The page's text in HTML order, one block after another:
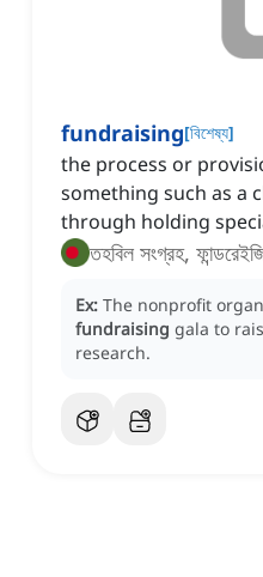
fundraising[বিশেষ্য]
the process or
something such as a
through holding
তহবিল সংগ্রহ,
Ex: The nonprofit
fundraising gala to
research.